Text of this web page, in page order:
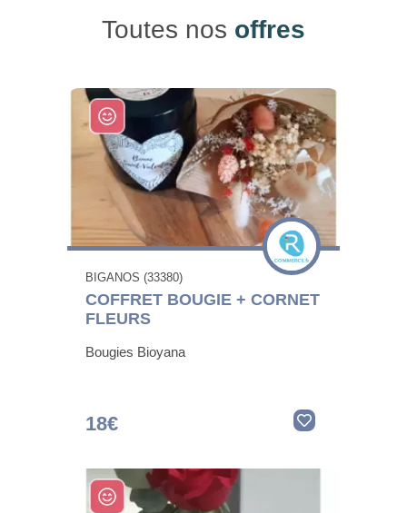
Toutes nos offres
BIGANOS (33380)
COFFRET BOUGIE + CORNET
FLEURS
Bougies Bioyana
18€